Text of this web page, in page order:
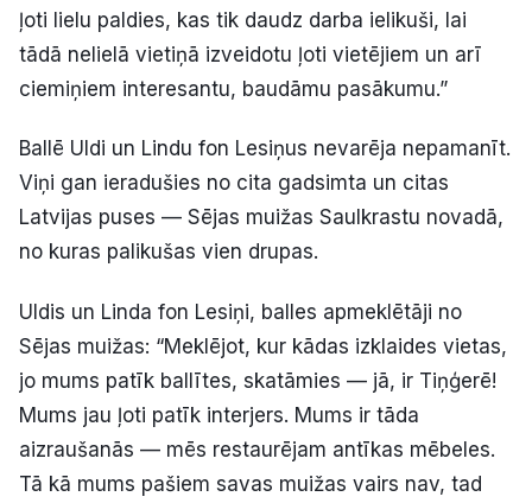
ļoti lielu paldies, kas tik daudz darba ielikuši, lai
tādā nelielā vietiņā izveidotu ļoti vietējiem un arī
ciemiņiem interesantu, baudāmu pasākumu.”
Ballē Uldi un Lindu fon Lesiņus nevarēja nepamanīt.
Viņi gan ieradušies no cita gadsimta un citas
Latvijas puses — Sējas muižas Saulkrastu novadā,
no kuras palikušas vien drupas.
Uldis un Linda fon Lesiņi, balles apmeklētāji no
Sējas muižas: “Meklējot, kur kādas izklaides vietas,
jo mums patīk ballītes, skatāmies — jā, ir Tiņģerē!
Mums jau ļoti patīk interjers. Mums ir tāda
aizraušanās — mēs restaurējam antīkas mēbeles.
Tā kā mums pašiem savas muižas vairs nav, tad